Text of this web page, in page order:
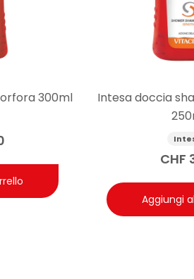
illuminante con glitter come
illuminante con particelle dorate può
massaggia bene e lascia
300ml
Intesa doccia
CHF
Aggiungi